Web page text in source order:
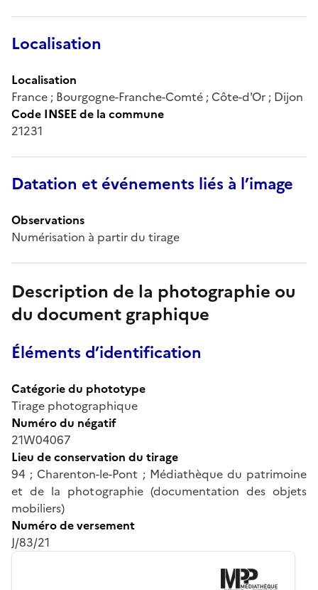
Localisation
Localisation
France ; Bourgogne-Franche-Comté ; Côte-d'Or ; Dijon
Code INSEE de la commune
21231
Datation et événements liés à l’image
Observations
Numérisation à partir du tirage
Description de la photographie ou
du document graphique
Éléments d’identification
Catégorie du phototype
Tirage photographique
Numéro du négatif
21W04067
Lieu de conservation du tirage
94 ; Charenton-le-Pont ; Médiathèque du patrimoine
et de la photographie (documentation des objets
mobiliers)
Numéro de versement
J/83/21